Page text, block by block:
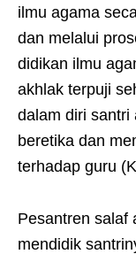
ilmu agama
dan melalui
didikan ilmu
akhlak terpuji
dalam diri santri
beretika dan
terhadap guru
Pesantren salaf
mendidik